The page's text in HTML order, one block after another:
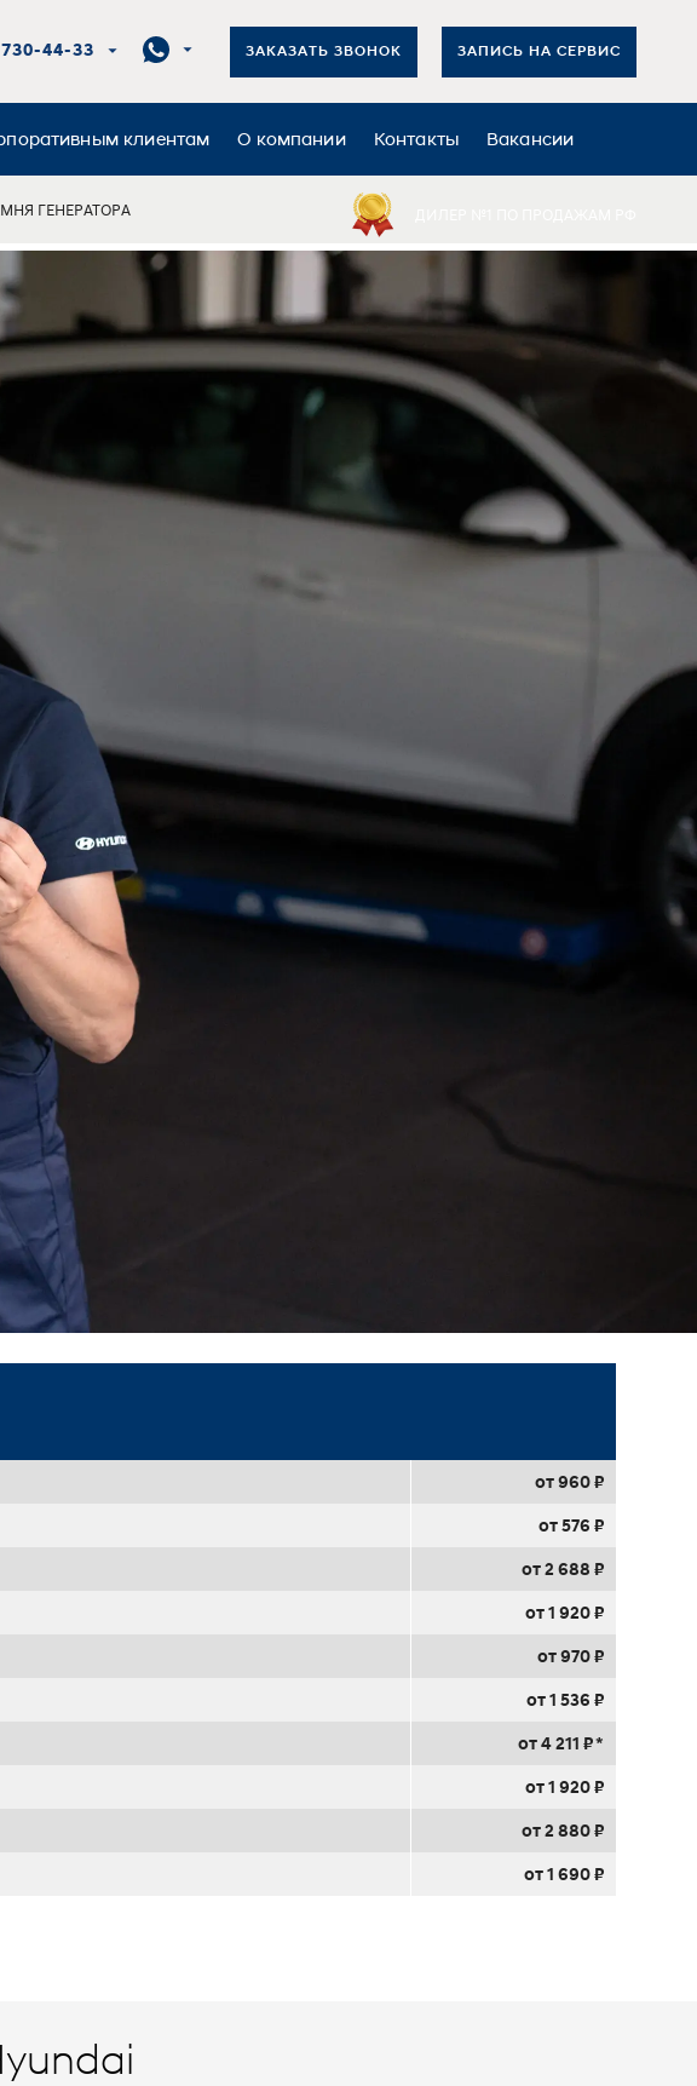
44-33 ЗАКАЗАТЬ ЗВОНОК ЗАПИСЬ НА СЕРВИС
клиентам О компании Контакты Вакансии
ГЕНЕРАТОРА
от 960 ₽
от 576 ₽
от 2 688 ₽
от 1 920 ₽
от 970 ₽
от 1 536 ₽
от 4 211 ₽ *
от 1 920 ₽
от 2 880 ₽
от 1 690 ₽